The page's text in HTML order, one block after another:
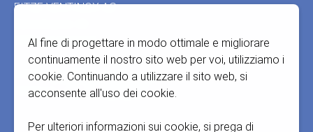
FITZE VENTINOX AG
3303 Jegenstorf
E-Mail:info@fitze-ventinox.ch
Telefono:+41 31 765 66 67
Al fine di progettare in modo ottimale e migliorare
continuamente il nostro sito web per voi, utilizziamo i
cookie. Continuando a utilizzare il sito web, si
acconsente all'uso dei cookie.
Per ulteriori informazioni sui cookie, si prega di